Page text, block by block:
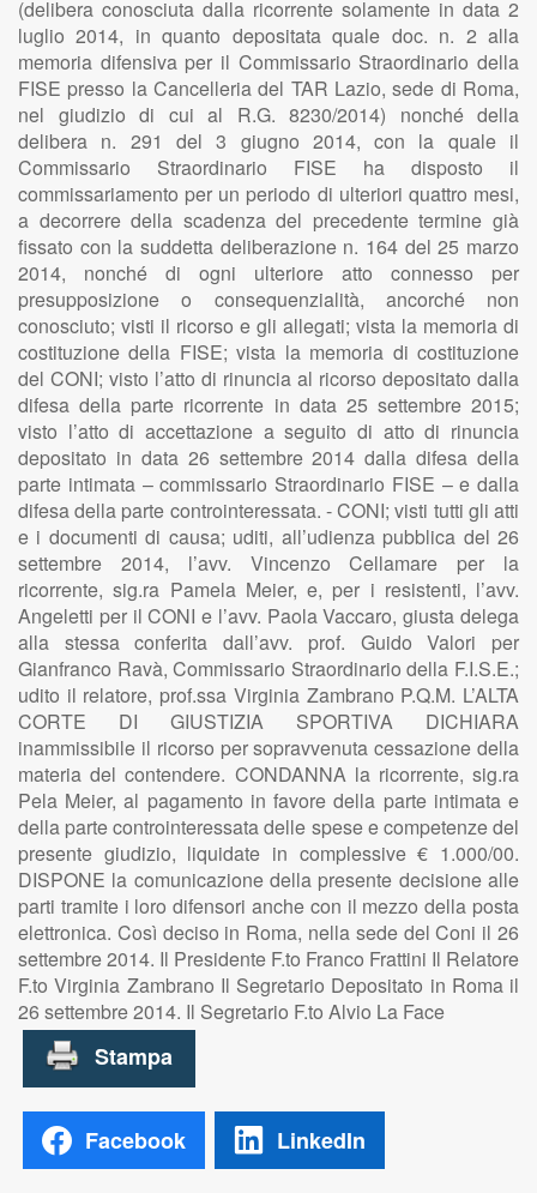
(delibera conosciuta dalla ricorrente solamente in data 2
luglio 2014, in quanto depositata quale doc. n. 2 alla
memoria difensiva per il Commissario Straordinario della
FISE presso la Cancelleria del TAR Lazio, sede di Roma,
nel giudizio di cui al R.G. 8230/2014) nonché della
delibera n. 291 del 3 giugno 2014, con la quale il
Commissario Straordinario FISE ha disposto il
commissariamento per un periodo di ulteriori quattro mesi,
a decorrere della scadenza del precedente termine già
fissato con la suddetta deliberazione n. 164 del 25 marzo
2014, nonché di ogni ulteriore atto connesso per
presupposizione o consequenzialità, ancorché non
conosciuto; visti il ricorso e gli allegati; vista la memoria di
costituzione della FISE; vista la memoria di costituzione
del CONI; visto l’atto di rinuncia al ricorso depositato dalla
difesa della parte ricorrente in data 25 settembre 2015;
visto l’atto di accettazione a seguito di atto di rinuncia
depositato in data 26 settembre 2014 dalla difesa della
parte intimata – commissario Straordinario FISE – e dalla
difesa della parte controinteressata. - CONI; visti tutti gli atti
e i documenti di causa; uditi, all’udienza pubblica del 26
settembre 2014, l’avv. Vincenzo Cellamare per la
ricorrente, sig.ra Pamela Meier, e, per i resistenti, l’avv.
Angeletti per il CONI e l’avv. Paola Vaccaro, giusta delega
alla stessa conferita dall’avv. prof. Guido Valori per
Gianfranco Ravà, Commissario Straordinario della F.I.S.E.;
udito il relatore, prof.ssa Virginia Zambrano P.Q.M. L’ALTA
CORTE DI GIUSTIZIA SPORTIVA DICHIARA
inammissibile il ricorso per sopravvenuta cessazione della
materia del contendere. CONDANNA la ricorrente, sig.ra
Pela Meier, al pagamento in favore della parte intimata e
della parte controinteressata delle spese e competenze del
presente giudizio, liquidate in complessive € 1.000/00.
DISPONE la comunicazione della presente decisione alle
parti tramite i loro difensori anche con il mezzo della posta
elettronica. Così deciso in Roma, nella sede del Coni il 26
settembre 2014. Il Presidente F.to Franco Frattini Il Relatore
F.to Virginia Zambrano Il Segretario Depositato in Roma il
26 settembre 2014. Il Segretario F.to Alvio La Face
Facebook LinkedIn